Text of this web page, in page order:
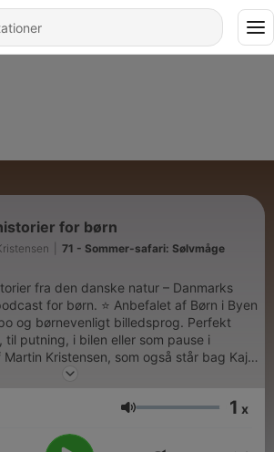
for børn
71 - Sommer-safari: Sølvmåge
fra den danske natur – Danmarks
⭐ Anbefalet af Børn i Byen
og børnevenligt billedsprog. Perfekt
til putning, i bilen eller som pause i
enheder (Spotify, Apple, Podimo) ❌
pod/profile/martin-
Lydstyrke 1 x